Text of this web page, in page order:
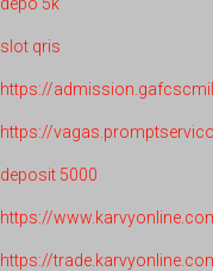
slot qris
https://
https://
deposit 5000
https://
https://